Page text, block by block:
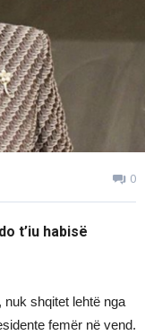
0
t’iu habisë
shqitet lehtë nga
femër në vend.